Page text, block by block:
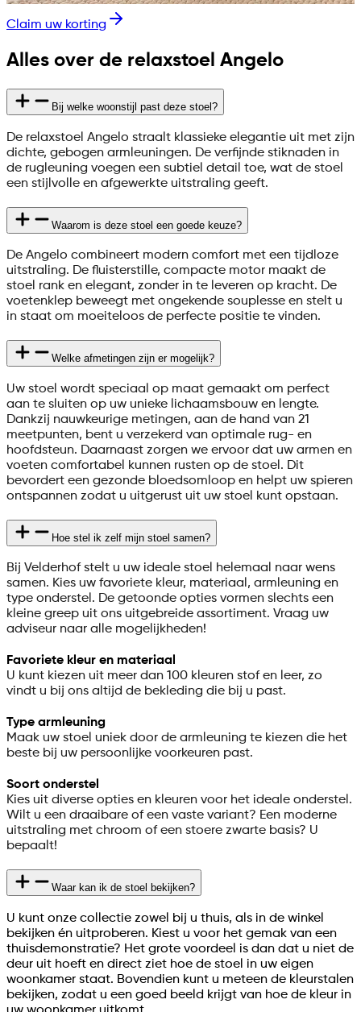
Claim uw korting
Alles over de relaxstoel Angelo
Bij welke woonstijl past deze stoel?
De relaxstoel Angelo straalt klassieke elegantie uit met zijn
dichte, gebogen armleuningen. De verfijnde stiknaden in
de rugleuning voegen een subtiel detail toe, wat de stoel
een stijlvolle en afgewerkte uitstraling geeft.
Waarom is deze stoel een goede keuze?
De Angelo combineert modern comfort met een tijdloze
uitstraling. De fluisterstille, compacte motor maakt de
stoel rank en elegant, zonder in te leveren op kracht. De
voetenklep beweegt met ongekende souplesse en stelt u
in staat om moeiteloos de perfecte positie te vinden.
Welke afmetingen zijn er mogelijk?
Uw stoel wordt speciaal op maat gemaakt om perfect
aan te sluiten op uw unieke lichaamsbouw en lengte.
Dankzij nauwkeurige metingen, aan de hand van 21
meetpunten, bent u verzekerd van optimale rug- en
hoofdsteun. Daarnaast zorgen we ervoor dat uw armen en
voeten comfortabel kunnen rusten op de stoel. Dit
bevordert een gezonde bloedsomloop en helpt uw spieren
ontspannen zodat u uitgerust uit uw stoel kunt opstaan.
Hoe stel ik zelf mijn stoel samen?
Bij Velderhof stelt u uw ideale stoel helemaal naar wens
samen. Kies uw favoriete kleur, materiaal, armleuning en
type onderstel. De getoonde opties vormen slechts een
kleine greep uit ons uitgebreide assortiment. Vraag uw
adviseur naar alle mogelijkheden!
Favoriete kleur en materiaal
U kunt kiezen uit meer dan 100 kleuren stof en leer, zo
vindt u bij ons altijd de bekleding die bij u past.
Type armleuning
Maak uw stoel uniek door de armleuning te kiezen die het
beste bij uw persoonlijke voorkeuren past.
Soort onderstel
Kies uit diverse opties en kleuren voor het ideale onderstel.
Wilt u een draaibare of een vaste variant? Een moderne
uitstraling met chroom of een stoere zwarte basis? U
bepaalt!
Waar kan ik de stoel bekijken?
U kunt onze collectie zowel bij u thuis, als in de winkel
bekijken én uitproberen. Kiest u voor het gemak van een
thuisdemonstratie? Het grote voordeel is dan dat u niet de
deur uit hoeft en direct ziet hoe de stoel in uw eigen
woonkamer staat. Bovendien kunt u meteen de kleurstalen
bekijken, zodat u een goed beeld krijgt van hoe de kleur in